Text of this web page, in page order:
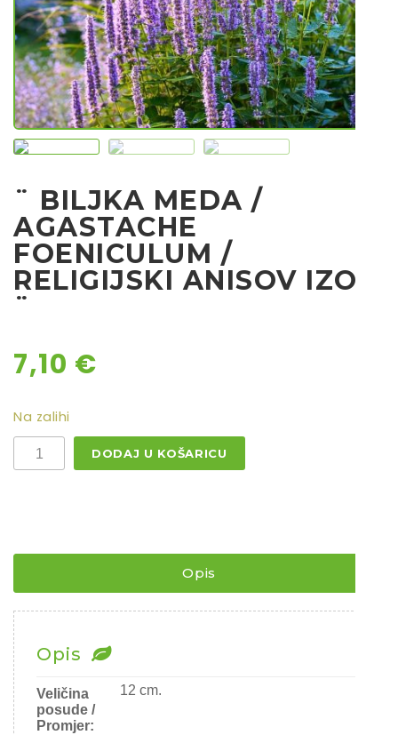
LJEKOVITO I ZAČINSKO
VOĆE / BOBIČASTO VOĆE
Sjeme
Sjeme povrća
Rajčice
Ostalo sjeme
¨ BILJKA MEDA /
AGASTACHE
FOENICULUM /
RELIGIJSKI ANISOV IZOP
¨
7,10 €
Na zalihi
¨
BILJKA
MEDA
Religijski
količina
DODAJ U KOŠARICU
Opis
Opis
Veličina
posude /
Promjer:
12 cm.